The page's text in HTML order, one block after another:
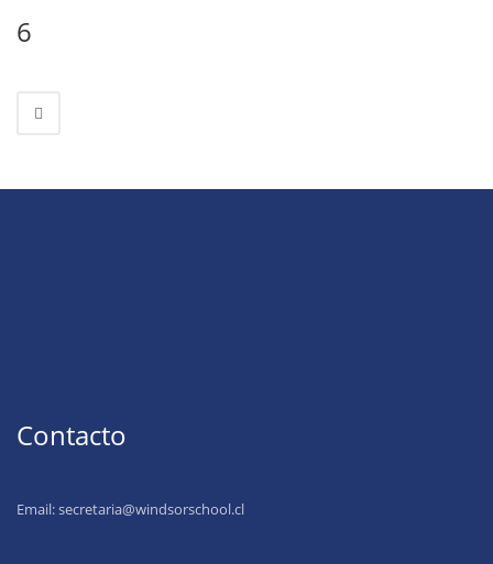
6
Contacto
Email:secretaria@windsorschool.cl